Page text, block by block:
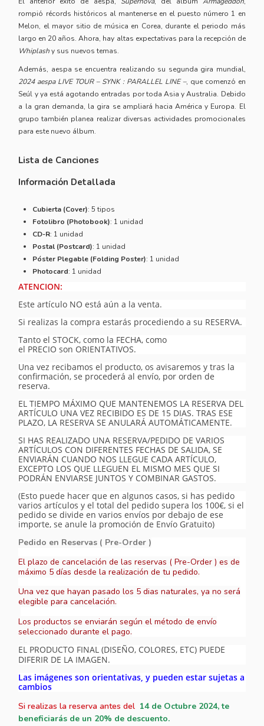
rompió récords históricos al mantenerse en el puesto número 1 en
Melon, el mayor sitio de música en Corea, durante el periodo más
largo en 20 años. Ahora, hay altas expectativas para la recepción de
Whiplashy sus nuevos temas.
Además, aespa se encuentra realizando su segunda gira mundial,
2024 aespa LIVE TOUR – SYNK : PARALLEL LINE –, que comenzó en
Seúl y ya está agotando entradas por toda Asia y Australia. Debido
a la gran demanda, la gira se ampliará hacia América y Europa. El
grupo también planea realizar diversas actividades promocionales
para este nuevo álbum.
Lista de Canciones
Información Detallada
Cubierta (Cover): 5 tipos
Fotolibro (Photobook): 1 unidad
CD-R: 1 unidad
Postal (Postcard): 1 unidad
Póster Plegable (Folding Poster): 1 unidad
Photocard: 1 unidad
ATENCION:
Este artículo NO está aún a la venta.
Si realizas la compra estarás procediendo a su RESERVA.
Tanto el STOCK, como la FECHA, como
el PRECIO son ORIENTATIVOS.
Una vez recibamos el producto, os avisaremos y tras la
confirmación, se procederá al envío, por orden de
reserva.
EL TIEMPO MÁXIMO QUE MANTENEMOS LA RESERVA DEL
ARTÍCULO UNA VEZ RECIBIDO ES DE 15 DIAS. TRAS ESE
PLAZO, LA RESERVA SE ANULARÁ AUTOMÁTICAMENTE.
SI HAS REALIZADO UNA RESERVA/PEDIDO DE VARIOS
ARTÍCULOS CON DIFERENTES FECHAS DE SALIDA, SE
ENVIARÁN CUANDO NOS LLEGUE CADA ARTÍCULO,
EXCEPTO LOS QUE LLEGUEN EL MISMO MES QUE SI
PODRÁN ENVIARSE JUNTOS Y COMBINAR GASTOS.
(Esto puede hacer que en algunos casos, si has pedido
varios artículos y el total del pedido supera los 100€, si el
pedido se divide en varios envíos por debajo de ese
importe, se anule la promoción de Envío Gratuito)
Pedido en Reservas ( Pre-Order )
El plazo de cancelación de las reservas ( Pre-Order ) es de
máximo 5 días desde la realización de tu pedido.
Una vez que hayan pasado los 5 dias naturales, ya no será
elegible para cancelación.
Los productos se enviarán según el método de envío
seleccionado durante el pago.
EL PRODUCTO FINAL (DISEÑO, COLORES, ETC) PUEDE
DIFERIR DE LA IMAGEN.
Las imágenes son orientativas, y pueden estar sujetas a
cambios
Si realizas la reserva antes del 14 de Octubre 2024, te
beneficiarás de un 20% de descuento.